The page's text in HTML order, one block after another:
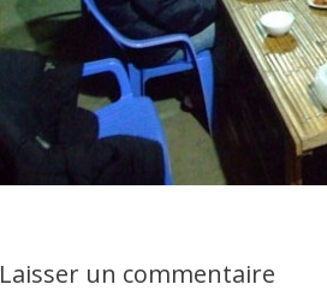
Laisser un commentaire